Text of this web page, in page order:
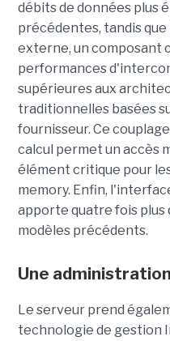
débits de données plus
précédentes, tandis
externe, un composant
performances
supérieures aux
traditionnelles basées
fournisseur. Ce
calcul permet un accès
élément critique pour
memory. Enfin,
apporte quatre fois plus
modèles précédents.
Une
Le serveur prend
technologie de gestion